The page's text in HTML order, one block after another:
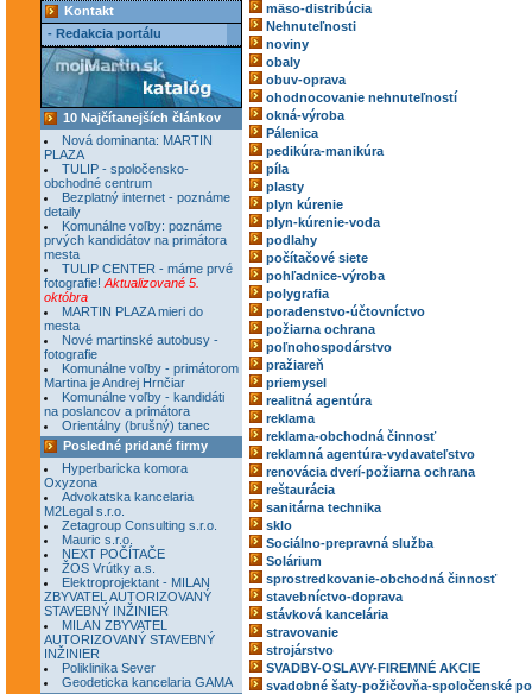
Kontakt
- Redakcia portálu
10 Najčítanejších článkov
Nová dominanta: MARTIN
PLAZA
TULIP - spoločensko-
obchodné centrum
Bezplatný internet - poznáme
detaily
Komunálne voľby: poznáme
prvých kandidátov na primátora
mesta
TULIP CENTER - máme prvé
fotografie! Aktualizované 5.
októbra
MARTIN PLAZA mieri do
mesta
Nové martinské autobusy -
fotografie
Komunálne voľby - primátorom
Martina je Andrej Hrnčiar
Komunálne voľby - kandidáti
na poslancov a primátora
Orientálny (brušný) tanec
Posledné pridané firmy
Hyperbaricka komora
Oxyzona
Advokatska kancelaria
M2Legal s.r.o.
Zetagroup Consulting s.r.o.
Mauric s.r.o.
NEXT POČÍTAČE
ŽOS Vrútky a.s.
Elektroprojektant - MILAN
ZBYVATEL AUTORIZOVANÝ
STAVEBNÝ INŽINIER
MILAN ZBYVATEL
AUTORIZOVANÝ STAVEBNÝ
INŽINIER
Poliklinika Sever
Geodeticka kancelaria GAMA
mäso-distribúcia
Nehnuteľnosti
noviny
obaly
obuv-oprava
ohodnocovanie nehnuteľností
okná-výroba
Pálenica
pedikúra-manikúra
píla
plasty
plyn kúrenie
plyn-kúrenie-voda
podlahy
počítačové siete
pohľadnice-výroba
polygrafia
poradenstvo-účtovníctvo
požiarna ochrana
poľnohospodárstvo
pražiareň
priemysel
realitná agentúra
reklama
reklama-obchodná činnosť
reklamná agentúra-vydavateľstvo
renovácia dverí-požiarna ochrana
reštaurácia
sanitárna technika
sklo
Sociálno-prepravná služba
Solárium
sprostredkovanie-obchodná činnosť
stavebníctvo-doprava
stávková kancelária
stravovanie
strojárstvo
SVADBY-OSLAVY-FIREMNÉ AKCIE
svadobné šaty-požičovňa-spoločenské